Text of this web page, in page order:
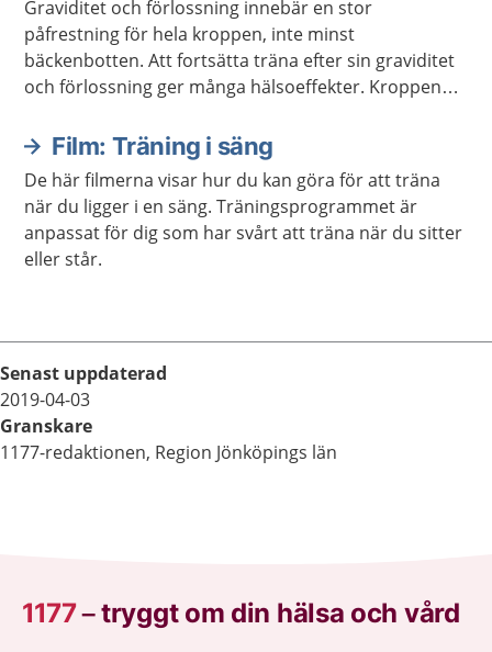
Graviditet och förlossning innebär en stor
påfrestning för hela kroppen, inte minst
bäckenbotten. Att fortsätta träna efter sin graviditet
och förlossning ger många hälsoeffekter. Kroppen
inte vara rädd för att röra på sig. Genom att lägga
extra fokus på bäckenbottenträning minskar risken
för läckage av urin, gas eller avföring, så kallad
inkontinens.
Film: Träning i säng
De här filmerna visar hur du kan göra för att träna
när du ligger i en säng. Träningsprogrammet är
anpassat för dig som har svårt att träna när du sitter
eller står.
Senast uppdaterad
2019-04-03
Granskare
1177-redaktionen, Region Jönköpings län
1177–tryggt om din hälsa och vård